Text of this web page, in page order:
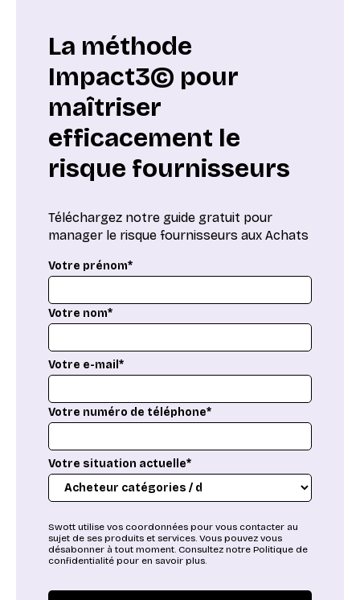
La méthode
Impact3© pour
maîtriser
efficacement le
risque fournisseurs
Téléchargez notre guide gratuit pour
manager le risque fournisseurs aux Achats
Votre prénom*
Votre nom*
Votre e-mail*
Votre numéro de téléphone*
Votre situation actuelle*
Swott utilise vos coordonnées pour vous contacter au
sujet de ses produits et services. Vous pouvez vous
désabonner à tout moment. Consultez notre Politique de
confidentialité pour en savoir plus.